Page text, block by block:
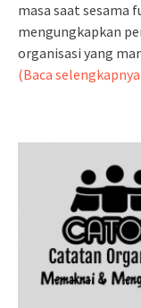
masa saat sesama
mengungkapkan
organisasi yang
(Baca